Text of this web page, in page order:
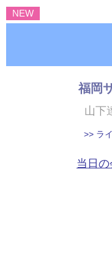
NEW
福岡
山下
>> ラ
当日